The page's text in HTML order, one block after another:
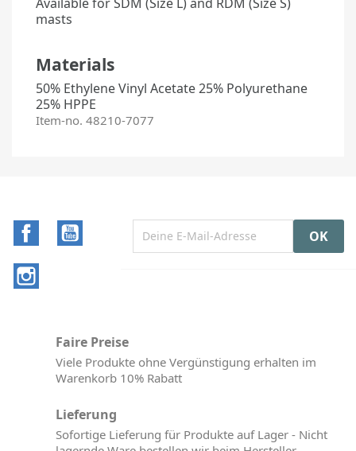
masts
Materials
50% Ethylene Vinyl Acetate 25% Polyurethane
25% HPPE
Item-no. 48210-7077
Facebook
Faire Preise
Viele Produkte ohne Vergünstigung erhalten im
Warenkorb 10% Rabatt
Lieferung
Sofortige Lieferung für Produkte auf Lager - Nicht